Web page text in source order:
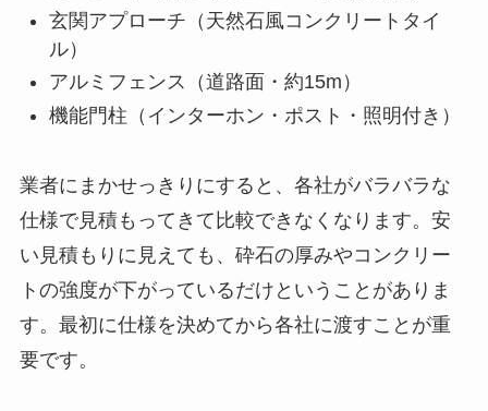
玄関アプローチ（天然石風コンクリートタイ
ル）
アルミフェンス（道路面・約15m）
機能門柱（インターホン・ポスト・照明付き）
業者にまかせっきりにすると、各社がバラバラな
仕様で見積もってきて比較できなくなります。安
い見積もりに見えても、砕石の厚みやコンクリー
トの強度が下がっているだけということがありま
す。最初に仕様を決めてから各社に渡すことが重
要です。